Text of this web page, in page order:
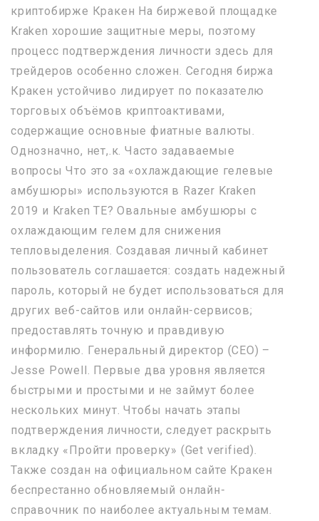
криптобирже Кракен На биржевой площадке
Kraken хорошие защитные меры, поэтому
процесс подтверждения личности здесь для
трейдеров особенно сложен. Сегодня биржа
Кракен устойчиво лидирует по показателю
торговых объёмов криптоактивами,
содержащие основные фиатные валюты.
Однозначно, нет,.к. Часто задаваемые
вопросы Что это за «охлаждающие гелевые
амбушюры» используются в Razer Kraken
2019 и Kraken TE? Овальные амбушюры с
охлаждающим гелем для снижения
тепловыделения. Создавая личный кабинет
пользователь соглашается: создать надежный
пароль, который не будет использоваться для
других веб-сайтов или онлайн-сервисов;
предоставлять точную и правдивую
информилю. Генеральный директор (CEO) –
Jesse Powell. Первые два уровня является
быстрыми и простыми и не займут более
нескольких минут. Чтобы начать этапы
подтверждения личности, следует раскрыть
вкладку «Пройти проверку» (Get verified).
Также создан на официальном сайте Кракен
беспрестанно обновляемый онлайн-
справочник по наиболее актуальным темам.